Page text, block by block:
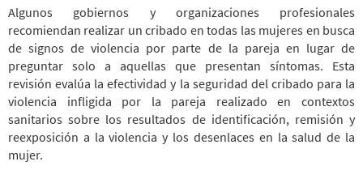
Algunos gobiernos y organizaciones profesionales
recomiendan realizar un cribado en todas las mujeres en busca
de signos de violencia por parte de la pareja en lugar de
preguntar solo a aquellas que presentan síntomas. Esta
revisión evalúa la efectividad y la seguridad del cribado para la
violencia infligida por la pareja realizado en contextos
sanitarios sobre los resultados de identificación, remisión y
reexposición a la violencia y los desenlaces en la salud de la
mujer.